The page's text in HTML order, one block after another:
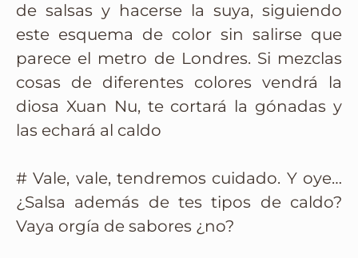
de salsas y hacerse la suya, siguiendo
este esquema de color sin salirse que
parece el metro de Londres. Si mezclas
cosas de diferentes colores vendrá la
diosa Xuan Nu, te cortará la gónadas y
las echará al caldo
# Vale, vale, tendremos cuidado. Y oye…
¿Salsa además de tes tipos de caldo?
Vaya orgía de sabores ¿no?